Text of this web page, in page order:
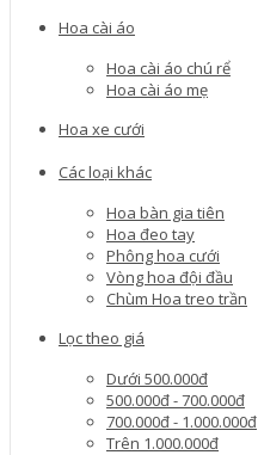
Hoa cài áo
Hoa cài áo chú rể
Hoa cài áo mẹ
Hoa xe cưới
Các loại khác
Hoa bàn gia tiên
Hoa đeo tay
Phông hoa cưới
Vòng hoa đội đầu
Chùm Hoa treo trần
Lọc theo giá
Dưới 500.000đ
500.000đ - 700.000đ
700.000đ - 1.000.000đ
Trên 1.000.000đ